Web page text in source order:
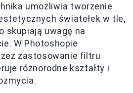
umożliwia tworzenie
światełek w tle,
skupiają uwagę na
W Photoshopie
zastosowanie filtru
różnorodne kształty i